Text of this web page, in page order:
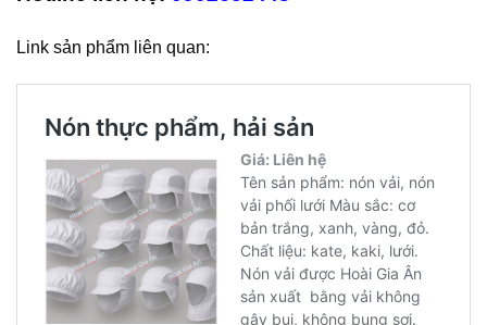
Link sản phẩm liên quan: